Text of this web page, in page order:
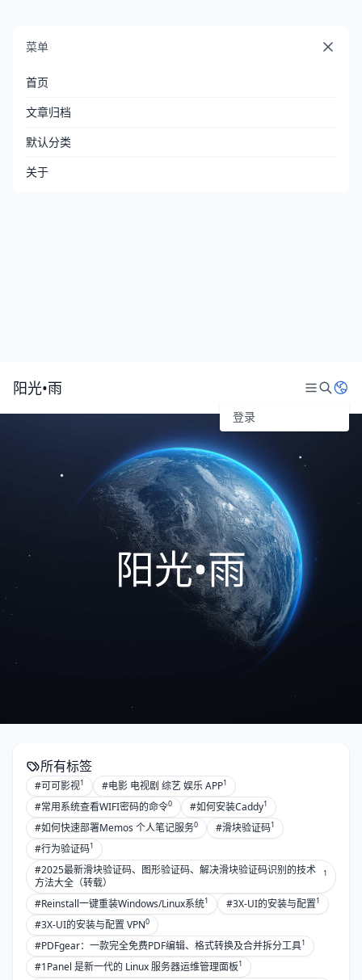
阳光•雨
登录
菜单
首页
文章归档
默认分类
关于
阳光•雨
所有标签
#可可影视1 #电影 电视剧 综艺 娱乐 APP1
#常用系统查看WIFI密码的命令0 #如何安装Caddy1
#如何快速部署Memos 个人笔记服务0 #滑块验证码1
#行为验证码1
#2025最新滑块验证码、图形验证码、解决滑块验证码识别的技术
方法大全（转载）
1
#Reinstall一键重装Windows/Linux系统1 #3X-UI的安装与配置1
#3X-UI的安装与配置 VPN0
#PDFgear：一款完全免费PDF编辑、格式转换及合并拆分工具1
#1Panel 是新一代的 Linux 服务器运维管理面板1